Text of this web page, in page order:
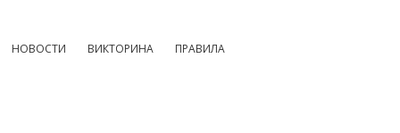
НОВОСТИ ВИКТОРИНА ПРАВИЛА